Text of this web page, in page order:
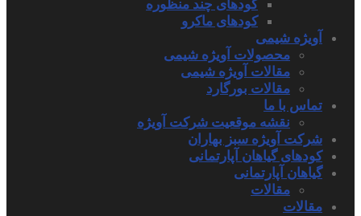
کودهای چند منظوره
کودهای ماکرو
آویژه شیمی
محصولات آویژه شیمی
مقالات آویژه شیمی
مقالات بورگارد
تماس با ما
نقشه موقعیت شرکت آویژه
شرکت آویژه سبز بهاران
کودهای گیاهان آپارتمانی
گیاهان آپارتمانی
مقالات
مقالات